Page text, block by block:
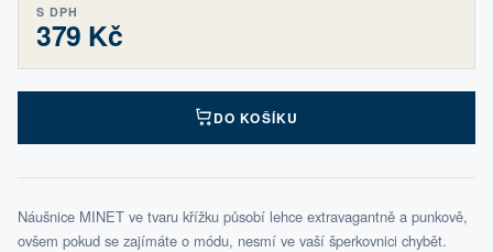
S DPH
379 Kč
DO KOŠÍKU
Náušnice MINET ve tvaru křížku působí lehce extravagantně a punkově,
ovšem pokud se zajímáte o módu, nesmí ve vaší šperkovnici chybět.